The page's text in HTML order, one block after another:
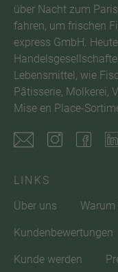
über Nacht zum
fahren, um frischen
express GmbH.
Lebensmittel, wie
Pâtisserie, Molkerei,
Mise en Place-
LINKS
Über uns
Warum
Kundenbewertungen
Kunde werden